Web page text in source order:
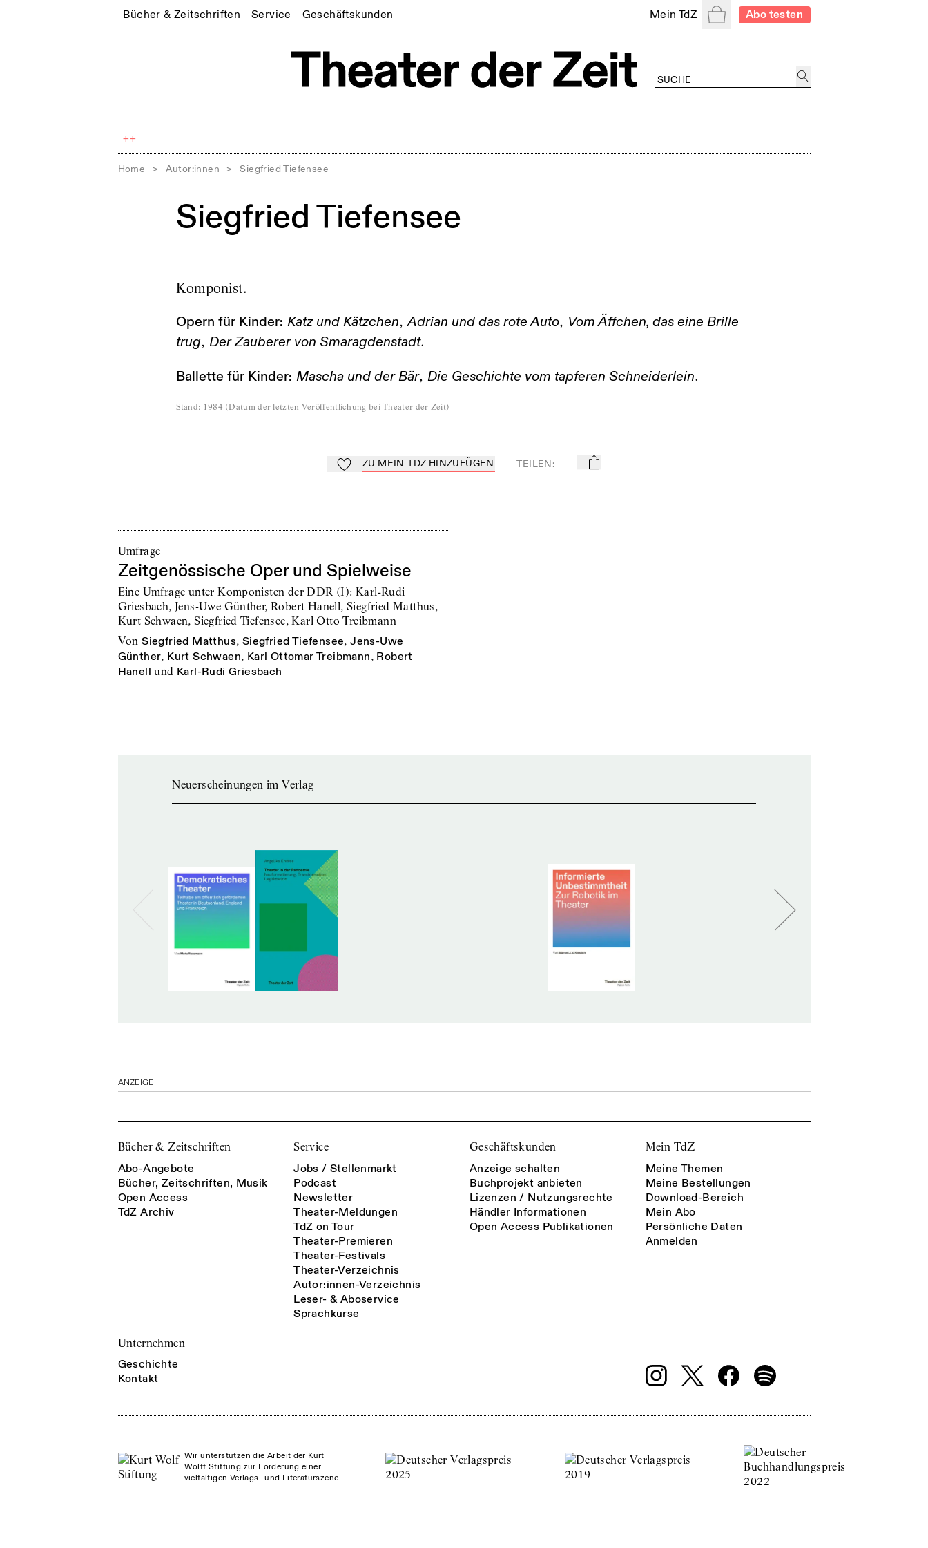
Bücher & Zeitschriften Service Geschäftskunden Mein TdZ WarenkorbAbo testen
++
Home > Autor:innen > Siegfried Tiefensee
Siegfried Tiefensee
Komponist.
Opern für Kinder: Katz und Kätzchen,Adrian und das rote Auto, Vom Äffchen, das eine Brille
trug, Der Zauberer von Smaragdenstadt.
Ballette für Kinder: Mascha und der Bär, Die Geschichte vom tapferen Schneiderlein.
Stand: 1984 (Datum der letzten Veröffentlichung bei Theater der Zeit)
Zu Mein-TdZ hinzufügen
ZU MEIN-TDZ HINZUFÜGEN TEILEN: mail
Umfrage
Zeitgenössische Oper und Spielweise
Eine Umfrage unter Komponisten der DDR (I): Karl-Rudi
Griesbach, Jens-Uwe Günther, Robert Hanell, Siegfried Matthus,
Kurt Schwaen, Siegfried Tiefensee, Karl Otto Treibmann
von Siegfried Matthus, Siegfried Tiefensee,Jens-Uwe
Günther, Kurt Schwaen, Karl Ottomar Treibmann, Robert
Hanell und Karl-Rudi Griesbach
Neuerscheinungen im Verlag
ANZEIGE
Bücher & Zeitschriften
Abo-Angebote
Bücher, Zeitschriften, Musik
Open Access
TdZ Archiv
Service
Jobs / Stellenmarkt
Podcast
Newsletter
Theater-Meldungen
TdZ on Tour
Theater-Premieren
Theater-Festivals
Theater-Verzeichnis
Autor:innen-Verzeichnis
Leser- & Aboservice
Sprachkurse
Geschäftskunden
Anzeige schalten
Buchprojekt anbieten
Lizenzen / Nutzungsrechte
Händler Informationen
Open Access Publikationen
Mein TdZ
Meine Themen
Meine Bestellungen
Download-Bereich
Mein Abo
Persönliche Daten
Anmelden
Unternehmen
Geschichte
Kontakt
Wir unterstützen die Arbeit der Kurt
Wolff Stiftung zur Förderung einer
vielfältigen Verlags- und Literaturszene